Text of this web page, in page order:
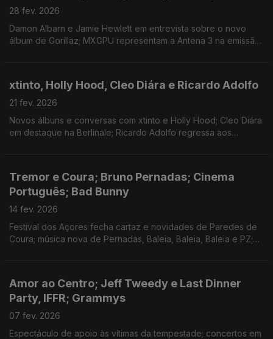
28 fev. 2026
Damon Albarn e Jamie Hewlett em entrevista sobre o novo
álbum de Gorillaz; MXGPU representam a Antena 3 na emissão
xtinto, Holly Hood, Cleo Diára e Ricardo Adolfo
21 fev. 2026
Novos álbuns e conversas com xtinto e Holly Hood; Cleo Diára
em destaque na Berlinale; Ricardo Adolfo regressa aos
Tremor e Coura; Bruno Pernadas; Cinema
Português; Bad Bunny
14 fev. 2026
Festival dos Açores fecha cartaz e novidades de Paredes de
Coura; música nova de Pernadas, Baleia, Baleia, Baleia e PZ;
Amor ao Centro; Jeff Tweedy e Last Dinner
Party, IFFR; Grammys
07 fev. 2026
Espectáculo de apoio às vítimas da tempestade; concertos em